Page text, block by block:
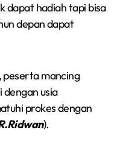
dapat hadiah tapi bisa
depan dapat
peserta mancing
dengan usia
prokes dengan
).